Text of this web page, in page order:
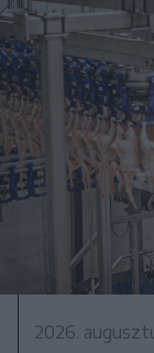
2026.